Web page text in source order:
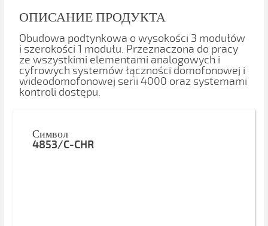
ОПИСАНИЕ ПРОДУКТА
Obudowa podtynkowa o wysokości 3 modułów
i szerokości 1 modułu. Przeznaczona do pracy
ze wszystkimi elementami analogowych i
cyfrowych systemów łączności domofonowej i
wideodomofonowej serii 4000 oraz systemami
kontroli dostępu.
Символ
4853/C-CHR